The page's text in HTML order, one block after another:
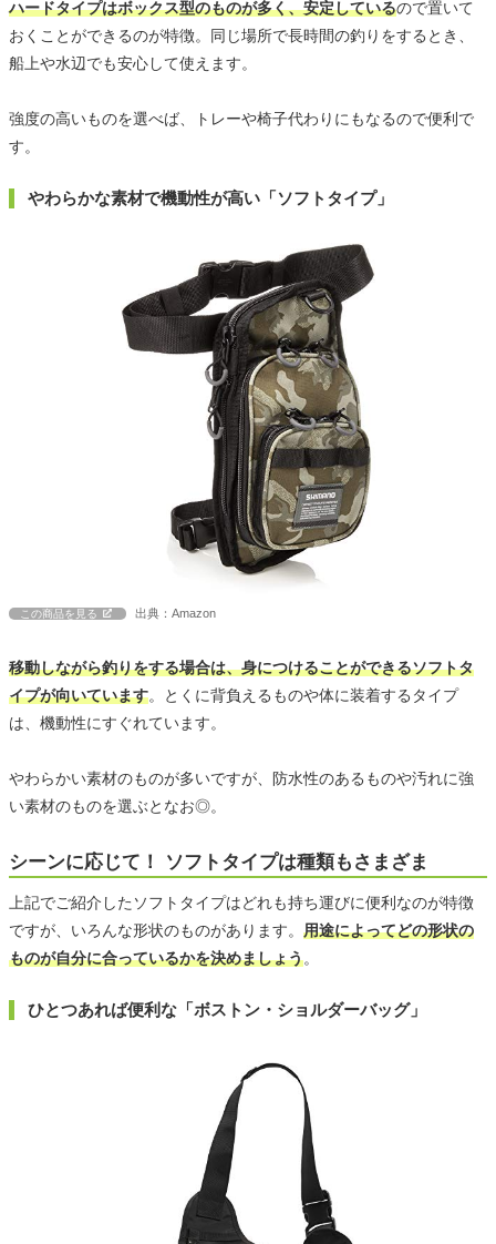
ハードタイプはボックス型のものが多く、安定しているので置いて
おくことができるのが特徴。同じ場所で長時間の釣りをするとき、
船上や水辺でも安心して使えます。
強度の高いものを選べば、トレーや椅子代わりにもなるので便利で
す。
やわらかな素材で機動性が高い「ソフトタイプ」
この商品を見る 出典：Amazon
移動しながら釣りをする場合は、身につけることができるソフトタ
イプが向いています。とくに背負えるものや体に装着するタイプ
は、機動性にすぐれています。
やわらかい素材のものが多いですが、防水性のあるものや汚れに強
い素材のものを選ぶとなお◎。
シーンに応じて！ ソフトタイプは種類もさまざま
上記でご紹介したソフトタイプはどれも持ち運びに便利なのが特徴
ですが、いろんな形状のものがあります。 用途によってどの形状の
ものが自分に合っているかを決めましょう。
ひとつあれば便利な「ボストン・ショルダーバッグ」